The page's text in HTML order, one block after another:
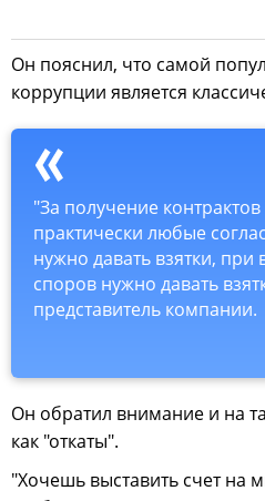
Он пояснил, что самой
коррупции является
"За получение
практически любые
нужно давать взятки,
споров нужно давать
представитель компании.
Он обратил внимание и на
как "откаты".
"Хочешь выставить счет на